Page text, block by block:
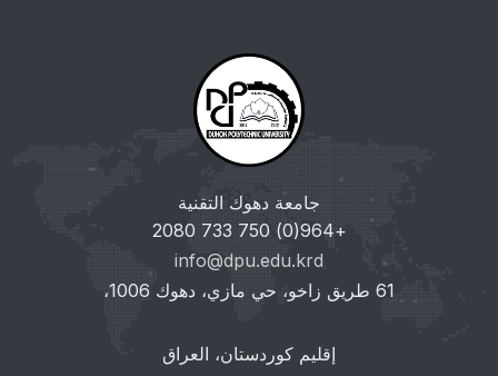
جامعة دهوك التقنية
+964(0) 750 733 2080
info@dpu.edu.krd
61 طريق زاخو، حي مازي، دهوك 1006،
إقليم كوردستان، العراق